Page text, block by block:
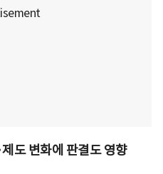
도 변화에 판결도 영향